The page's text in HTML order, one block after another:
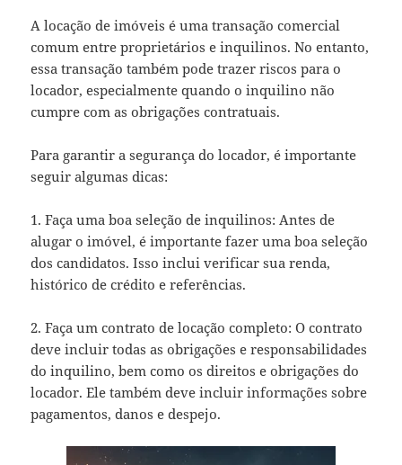
A locação de imóveis é uma transação comercial
comum entre proprietários e inquilinos. No entanto,
essa transação também pode trazer riscos para o
locador, especialmente quando o inquilino não
cumpre com as obrigações contratuais.
Para garantir a segurança do locador, é importante
seguir algumas dicas:
1. Faça uma boa seleção de inquilinos: Antes de
alugar o imóvel, é importante fazer uma boa seleção
dos candidatos. Isso inclui verificar sua renda,
histórico de crédito e referências.
2. Faça um contrato de locação completo: O contrato
deve incluir todas as obrigações e responsabilidades
do inquilino, bem como os direitos e obrigações do
locador. Ele também deve incluir informações sobre
pagamentos, danos e despejo.